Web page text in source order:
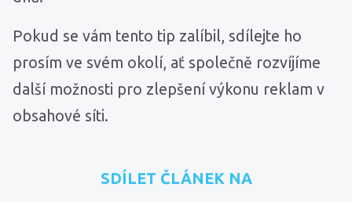
Pokud se vám tento tip zalíbil, sdílejte ho
prosím ve svém okolí, ať společně rozvíjíme
další možnosti pro zlepšení výkonu reklam v
obsahové síti.
SDÍLET ČLÁNEK NA